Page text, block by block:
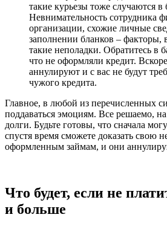
такие курьезы тоже случаются в
Невнимательность сотрудника
организации, схожие личные
заполнении бланков – факторы,
такие неполадки. Обратитесь в
что не оформляли кредит.
аннулируют и с вас не будут
чужого кредита.
Главное, в любой из перечисленных
поддаваться эмоциям. Все решаемо,
долги. Будьте готовы, что сначала
спустя время сможете доказать свою
оформленным займам, и они
Что будет, если не
и больше